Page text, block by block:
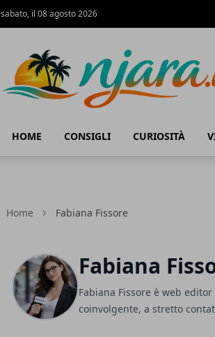
sabato, il 08 agosto 2026
HOME CONSIGLI CURIOSITÀ
Home Fabiana Fissore
Fabiana
Fabiana Fissore è web
coinvolgente, a stretto